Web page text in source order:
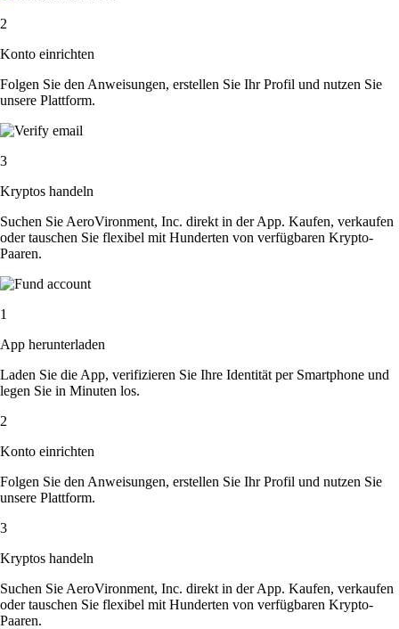
2
Konto einrichten
Folgen Sie den Anweisungen, erstellen Sie Ihr Profil und nutzen Sie
unsere Plattform.
3
Kryptos handeln
Suchen Sie AeroVironment, Inc. direkt in der App. Kaufen, verkaufen
oder tauschen Sie flexibel mit Hunderten von verfügbaren Krypto-
Paaren.
1
App herunterladen
Laden Sie die App, verifizieren Sie Ihre Identität per Smartphone und
legen Sie in Minuten los.
2
Konto einrichten
Folgen Sie den Anweisungen, erstellen Sie Ihr Profil und nutzen Sie
unsere Plattform.
3
Kryptos handeln
Suchen Sie AeroVironment, Inc. direkt in der App. Kaufen, verkaufen
oder tauschen Sie flexibel mit Hunderten von verfügbaren Krypto-
Paaren.